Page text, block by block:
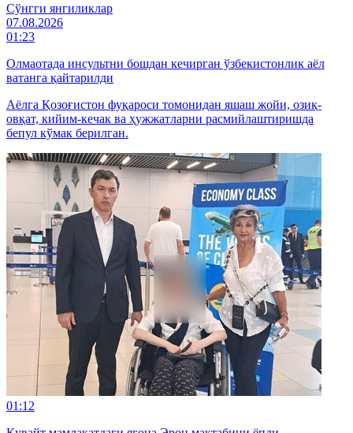
Cўнгги янгиликлар
07.08.2026
01:23
Олмаотада инсультни бошдан кечирган ўзбекистонлик аёл
ватанга қайтарилди
Аёлга Қозоғистон фуқароси томонидан яшаш жойи, озиқ-
овқат, кийим-кечак ва ҳужжатларни расмийлаштиришда
бепул кўмак берилган.
01:12